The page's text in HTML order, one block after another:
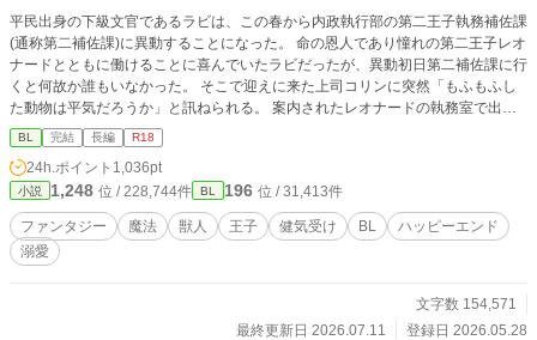
平民出身の下級文官であるラビは、この春から内政執行部の第二王子執務補佐課
(通称第二補佐課)に異動することになった。 命の恩人であり憧れの第二王子レオ
ナードとともに働けることに喜んでいたラビだったが、異動初日第二補佐課に行
くと何故か誰もいなかった。 そこで迎えに来た上司コリンに突然「もふもふし
た動物は平気だろうか」と訊ねられる。 案内されたレオナードの執務室で出会
ったのは、魔女の呪いで恐ろしい獅子の魔物に姿を変えられたレオナードだっ
た。 ラビは獅子となったレオナードとともに働くことになるが、人手不足のせ
いで侍従まで兼任することになり――。 魔女の呪いで獅子になってしまった変
人王子×王子に命を救われ、恩返しがしたい健気な平民補佐官 健気で頑張り屋さ
んなラビと変人と噂されているけど溺愛系のレオナードが少しずつ距離を縮めつ
つ、お互いのために呪いを解こうと頑張る話です。
BL 完結 長編 R18
24h.ポイント 1,036pt
小説 1,248 位 / 228,744件 BL 196 位 / 31,413件
ファンタジー 魔法 獣人 王子 健気受け BL
ハッピーエンド
溺愛
文字数 154,571
最終更新日 2026.07.11
登録日 2026.05.28